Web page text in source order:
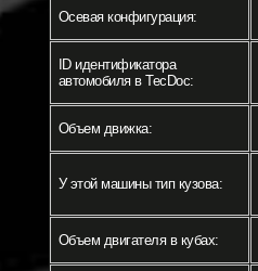
Осевая конфигурация:
ID идентификатора
автомобиля в TecDoc:
Объем движка:
У этой машины тип кузова:
Объем двигателя в кубах: